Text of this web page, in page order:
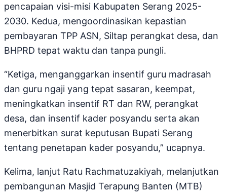
pencapaian visi-misi Kabupaten Serang 2025-
2030. Kedua, mengoordinasikan kepastian
pembayaran TPP ASN, Siltap perangkat desa, dan
BHPRD tepat waktu dan tanpa pungli.
“Ketiga, menganggarkan insentif guru madrasah
dan guru ngaji yang tepat sasaran, keempat,
meningkatkan insentif RT dan RW, perangkat
desa, dan insentif kader posyandu serta akan
menerbitkan surat keputusan Bupati Serang
tentang penetapan kader posyandu,” ucapnya.
Kelima, lanjut Ratu Rachmatuzakiyah, melanjutkan
pembangunan Masjid Terapung Banten (MTB)